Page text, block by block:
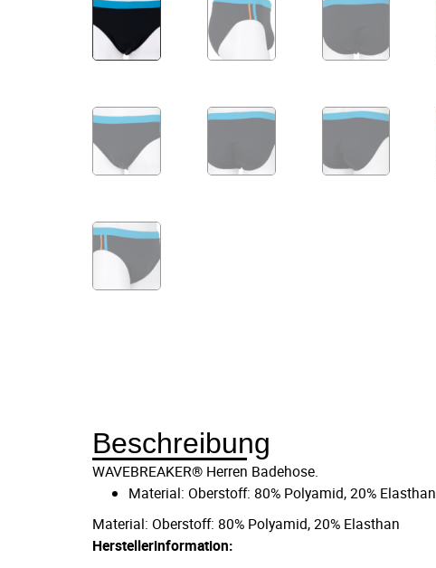
Beschreibung
WAVEBREAKER® Herren Badehose.
Material: Oberstoff: 80% Polyamid, 20% Elasthan
Material: Oberstoff: 80% Polyamid, 20% Elasthan
Herstellerinformation: